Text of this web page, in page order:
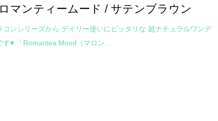
マンティームード / サテンブラウン
コンシリーズから デイリー使いにピッタリな 超ナチュラルワンデ
す♥ 「Romantea Mood（マロン...